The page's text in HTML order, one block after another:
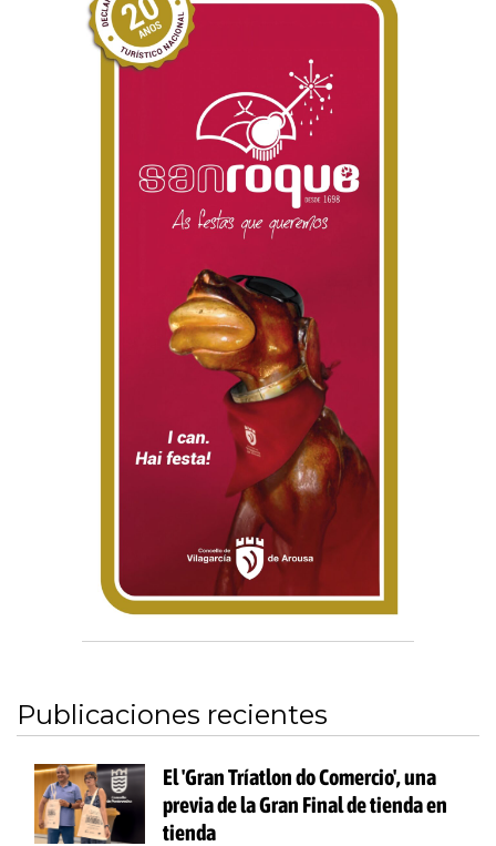
Publicaciones recientes
El 'Gran Tríatlon do Comercio', una
previa de la Gran Final de tienda en
tienda